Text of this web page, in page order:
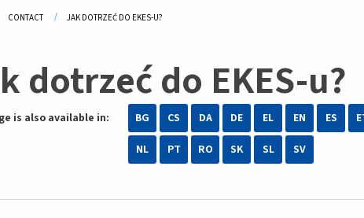
CONTACT CURRENT:
JAK DOTRZEĆ DO EKES-U?
dotrzeć do EKES-u?
is also available in: BG CS DA DE EL EN ES
NL
PT RO SK SL SV